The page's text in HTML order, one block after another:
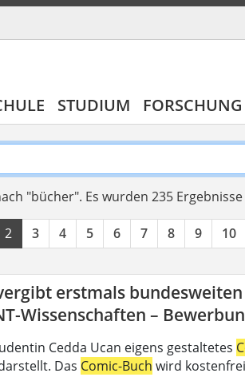
STUDIUM FORSCHUNG
"bücher". Es wurden 235
2 3 4 5 6 7 8 9 10
erstmals
Wissenschaften –
Cedda Ucan eigens gestaltetes
Das Comic-Buch wird